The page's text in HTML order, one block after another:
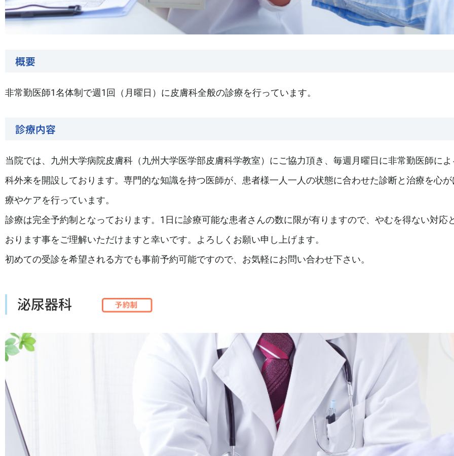
概要
非常勤医師1名体制で週1回（月曜日）に皮膚科全般の診療を行っています。
診療内容
当院では、九州大学病院皮膚科（九州大学医学部皮膚科学教室）にご協力頂き、毎週月曜日に非常勤医師に
科外来を開設しております。専門的な知識を持つ医師が、患者様一人一人の状態に合わせた診断と治療を心
療やケアを行っています。
診療は完全予約制となっております。1日に診療可能な患者さんの数に限が有りますので、やむを得ない対応
おります事をご理解いただけますと幸いです。よろしくお願い申し上げます。
初めての受診を希望される方でも事前予約可能ですので、お気軽にお問い合わせ下さい。
泌尿器科